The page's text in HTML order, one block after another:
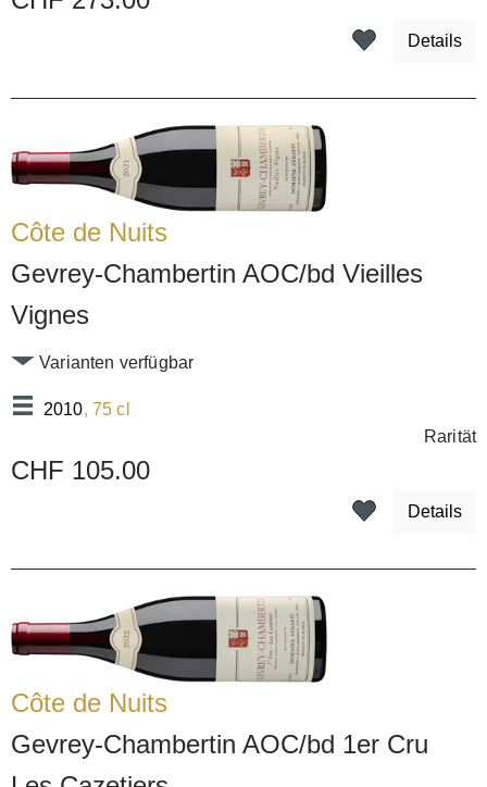
Details
Côte de Nuits
Gevrey-Chambertin AOC/bd Vieilles
Vignes
2010, 75 cl
Varianten verfügbar
Rarität
CHF 105.00
Details
Côte de Nuits
Gevrey-Chambertin AOC/bd 1er Cru